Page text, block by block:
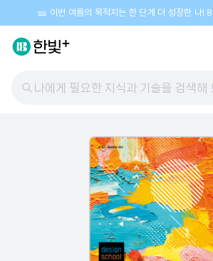
🎫 이번 여름의 목적지는 한 단계 더 성장한 나!
나에게 필요한 지식과 기술을 검색해